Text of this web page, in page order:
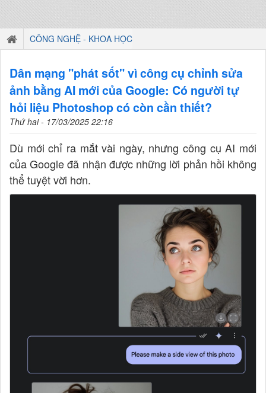
CÔNG NGHỆ - KHOA HỌC
Dân mạng "phát sốt" vì công cụ chỉnh sửa
ảnh bằng AI mới của Google: Có người tự
hỏi liệu Photoshop có còn cần thiết?
Thứ hai - 17/03/2025 22:16
Dù mới chỉ ra mắt vài ngày, nhưng công cụ AI mới
của Google đã nhận được những lời phản hồi không
thể tuyệt vời hơn.